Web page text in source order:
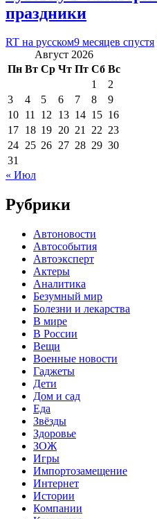
праздники
RT на русском9 месяцев спустя
Август 2026
Пн Вт Ср Чт Пт Сб Вс
1
2
3
4 5 6 7 8
9
10 11 12 13 14 15 16
17 18 19 20 21 22 23
24 25 26 27 28 29 30
31
« Июл
Рубрики
Автоновости
Автособытия
Автоэксперт
Актеры
Аналитика
Безумный мир
Болезни и лекарства
В мире
В России
Вещи
Военные новости
Гаджеты
Дети
Дом и сад
Еда
Звёзды
Здоровье
ЗОЖ
Игры
Импортозамещение
Интернет
Истории
Компании